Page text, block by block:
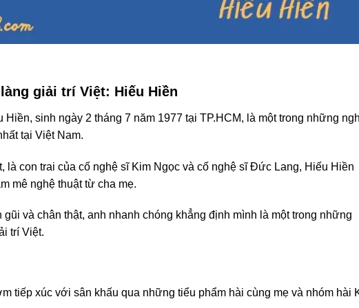
giải trí Việt: Hiếu Hiền
Hiền, sinh ngày 2 tháng 7 năm 1977 tại TP.HCM, là một trong những
tại Việt Nam.
là con trai của cố nghệ sĩ Kim Ngọc và cố nghệ sĩ Đức Lang, Hiếu Hiền
mê nghệ thuật từ cha mẹ.
và chân thật, anh nhanh chóng khẳng định mình là một trong những
trí Việt.
tiếp xúc với sân khấu qua những tiểu phẩm hài cùng mẹ và nhóm hài